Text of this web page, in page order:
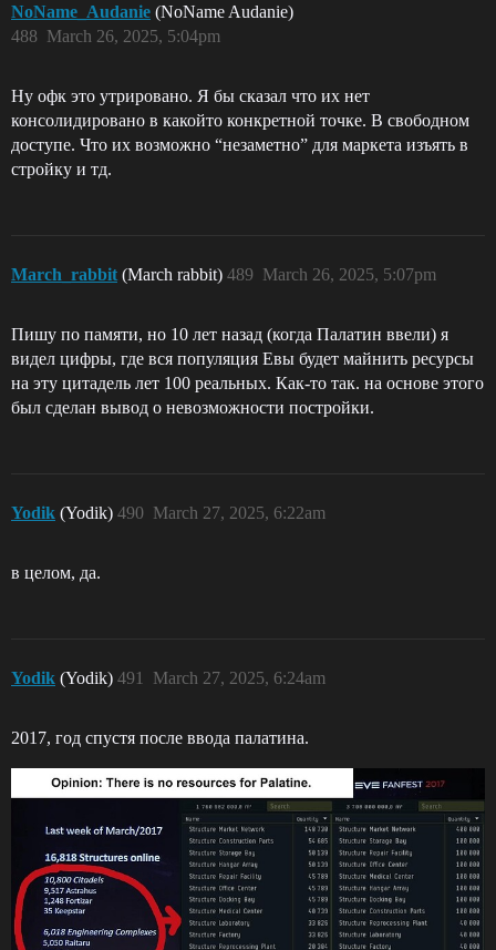
NoName_Audanie (NoName Audanie)
March 26, 2025, 5:04pm
488
Ну офк это утрировано. Я бы сказал что их нет
консолидировано в какойто конкретной точке. В свободном
доступе. Что их возможно “незаметно” для маркета изъять в
стройку и тд.
March_rabbit (March rabbit) March 26, 2025, 5:07pm
489
Пишу по памяти, но 10 лет назад (когда Палатин ввели) я
видел цифры, где вся популяция Евы будет майнить ресурсы
на эту цитадель лет 100 реальных. Как-то так. на основе этого
был сделан вывод о невозможности постройки.
Yodik (Yodik) March 27, 2025, 6:22am
490
в целом, да.
Yodik (Yodik) March 27, 2025, 6:24am
491
2017, год спустя после ввода палатина.